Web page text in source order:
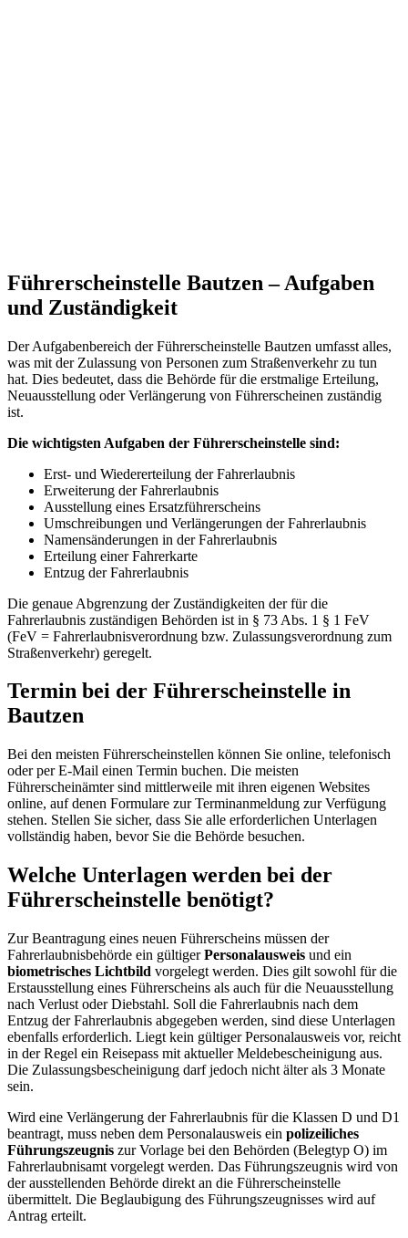
Führerscheinstelle Bautzen – Aufgaben
und Zuständigkeit
Der Aufgabenbereich der Führerscheinstelle Bautzen umfasst alles,
was mit der Zulassung von Personen zum Straßenverkehr zu tun
hat. Dies bedeutet, dass die Behörde für die erstmalige Erteilung,
Neuausstellung oder Verlängerung von Führerscheinen zuständig
ist.
Die wichtigsten Aufgaben der Führerscheinstelle sind:
Erst- und Wiedererteilung der Fahrerlaubnis
Erweiterung der Fahrerlaubnis
Ausstellung eines Ersatzführerscheins
Umschreibungen und Verlängerungen der Fahrerlaubnis
Namensänderungen in der Fahrerlaubnis
Erteilung einer Fahrerkarte
Entzug der Fahrerlaubnis
Die genaue Abgrenzung der Zuständigkeiten der für die
Fahrerlaubnis zuständigen Behörden ist in § 73 Abs. 1 § 1 FeV
(FeV = Fahrerlaubnisverordnung bzw. Zulassungsverordnung zum
Straßenverkehr) geregelt.
Termin bei der Führerscheinstelle in
Bautzen
Bei den meisten Führerscheinstellen können Sie online, telefonisch
oder per E-Mail einen Termin buchen. Die meisten
Führerscheinämter sind mittlerweile mit ihren eigenen Websites
online, auf denen Formulare zur Terminanmeldung zur Verfügung
stehen. Stellen Sie sicher, dass Sie alle erforderlichen Unterlagen
vollständig haben, bevor Sie die Behörde besuchen.
Welche Unterlagen werden bei der
Führerscheinstelle benötigt?
Zur Beantragung eines neuen Führerscheins müssen der
Fahrerlaubnisbehörde ein gültigerPersonalausweis und ein
biometrisches Lichtbild vorgelegt werden. Dies gilt sowohl für die
Erstausstellung eines Führerscheins als auch für die Neuausstellung
nach Verlust oder Diebstahl. Soll die Fahrerlaubnis nach dem
Entzug der Fahrerlaubnis abgegeben werden, sind diese Unterlagen
ebenfalls erforderlich. Liegt kein gültiger Personalausweis vor, reicht
in der Regel ein Reisepass mit aktueller Meldebescheinigung aus.
Die Zulassungsbescheinigung darf jedoch nicht älter als 3 Monate
sein.
Wird eine Verlängerung der Fahrerlaubnis für die Klassen D und D1
beantragt, muss neben dem Personalausweis ein polizeiliches
Führungszeugnis zur Vorlage bei den Behörden (Belegtyp O) im
Fahrerlaubnisamt vorgelegt werden. Das Führungszeugnis wird von
der ausstellenden Behörde direkt an die Führerscheinstelle
übermittelt. Die Beglaubigung des Führungszeugnisses wird auf
Antrag erteilt.